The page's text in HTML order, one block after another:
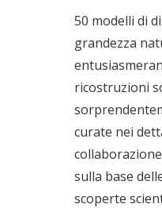
50 modelli di
grandezza
ricostruzioni
curate nei
sulla base
scoperte